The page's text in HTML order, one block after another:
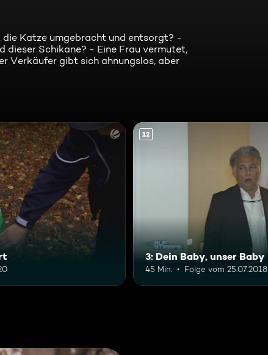
Katze umgebracht und entsorgt? -
dieser Schikane? - Eine Frau vermutet,
Verkäufer gibt sich ahnungslos, aber
12
3: Dein Baby, unser Baby
45 Min. Folge vom 25.07.2018